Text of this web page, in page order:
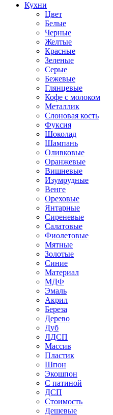
Кухни
Цвет
Белые
Черные
Желтые
Красные
Зеленые
Серые
Бежевые
Глянцевые
Кофе с молоком
Металлик
Слоновая кость
Фуксия
Шоколад
Шампань
Оливковые
Оранжевые
Вишневые
Изумрудные
Венге
Ореховые
Янтарные
Сиреневые
Салатовые
Фиолетовые
Мятные
Золотые
Синие
Материал
МДФ
Эмаль
Акрил
Береза
Дерево
Дуб
ЛДСП
Массив
Пластик
Шпон
Экошпон
С патиной
ДСП
Стоимость
Дешевые